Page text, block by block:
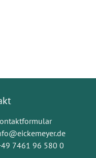
7461 96 580 0